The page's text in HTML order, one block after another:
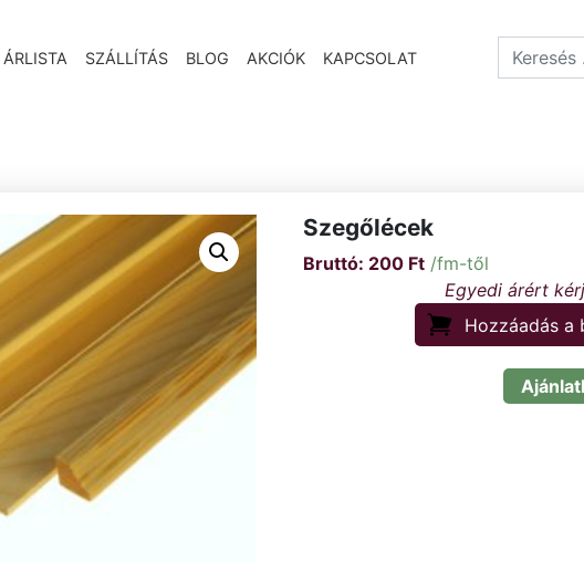
ÁRLISTA SZÁLLÍTÁS BLOG AKCIÓK KAPCSOLAT Search
Szegőlécek
200 Ft/fm-től
Hozzáadás a